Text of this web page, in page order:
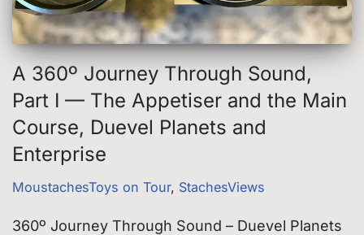
A 360º Journey Through Sound,
Part I — The Appetiser and the Main
Course, Duevel Planets and
Enterprise
MoustachesToys on Tour, StachesViews
360º Journey Through Sound – Duevel Planets